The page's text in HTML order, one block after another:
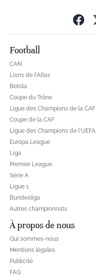
Football
CAN
Lions de l'Atlas
Botola
Coupe du Trône
Ligue des Champions de la CAF
Coupe de la CAF
Ligue des Champions de l'UEFA
Europa League
Liga
Premier League
Série A
Ligue 1
Bundesliga
Autres championnats
À propos de nous
Qui sommes-nous
Mentions légales
Publicité
FAQ